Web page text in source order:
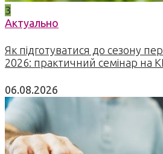
3
Актуально
Як підготуватися до сезону
2026: практичний семінар на
06.08.2026